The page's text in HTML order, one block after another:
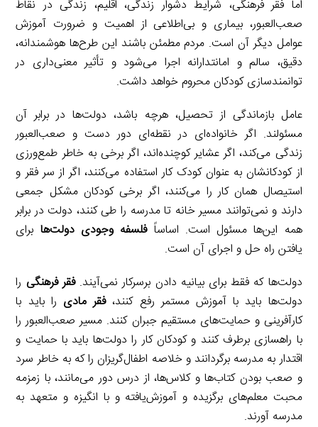
اما فقر فرهنگی، شرایط دشوار زندگی، اقلیم، زندگی در نقاط
صعب‌العبور، بیماری و بی‌اطلاعی از اهمیت و ضرورت آموزش
عوامل دیگر آن است. مردم مطمئن باشند این طرح‌ها هوشمندانه،
دقیق، سالم و امانتدارانه اجرا می‌شود و تأثیر معنی‌داری در
توانمندسازی کودکان محروم خواهد داشت.
عامل بازماندگی از تحصیل، هرچه باشد، دولت‌ها در برابر آن
مسئولند. اگر خانواده‌ای در نقطه‌ای دور دست و صعب‌العبور
زندگی می‌کند، اگر عشایر کوچنده‌اند، اگر برخی به خاطر طمع‌ورزی
از کودکانشان به عنوان کودک کار استفاده می‌کنند، اگر از سر فقر و
استیصال همان کار را می‌کنند، اگر برخی کودکان مشکل جمعی
دارند و نمی‌توانند مسیر خانه تا مدرسه را طی کنند، دولت در برابر
همه این‌ها مسئول است. اساساًفلسفه وجودی دولت‌ها برای
یافتن راه حل و اجرای آن است.
دولت‌ها که فقط برای بیانیه دادن برسرکار نمی‌آیند.فقر فرهنگی را
دولت‌ها باید با آموزش مستمر رفع کنند، فقر مادی را باید با
کارآفرینی و حمایت‌های مستقیم جبران کنند. مسیر صعب‌العبور را
با راهسازی برطرف کنند و کودکان کار را دولت‌ها باید با حمایت و
اقتدار به مدرسه برگردانند و خلاصه اطفال‌گریزان را که به خاطر سرد
و صعب بودن کتاب‌ها و کلاس‌ها، از درس دور می‌مانند، با زمزمه
محبت معلم‌های برگزیده و آموزش‌یافته و با انگیزه و متعهد به
مدرسه آورند.